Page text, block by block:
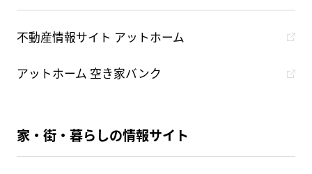
不動産情報サイト アットホーム
アットホーム 空き家バンク
家・街・暮らしの情報サイト